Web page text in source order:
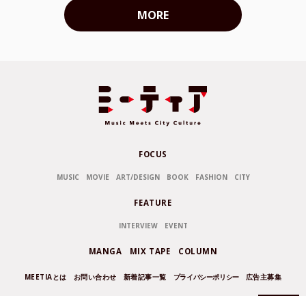
MORE
FOCUS
MUSIC MOVIE ART/DESIGN BOOK FASHION CITY
FEATURE
INTERVIEW EVENT
MANGA MIX TAPE COLUMN
MEETIAとは お問い合わせ 新着記事一覧 プライバシーポリシー 広告主募集